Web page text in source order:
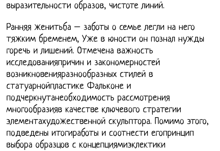
выразительности образов, чистоте линий.
Ранняя женитьба – заботы о семье легли на него
тяжким бременем, Уже в юности он познал нужды
горечь и лишений. Отмечена важность
исследованияпричин и закономерностей
возникновенияразнообразных стилей в
статуарнойпластике Фальконе и
подчеркнутанеобходимость рассмотрения
многообразияв качестве ключевого стратегии
элементахудожественной скульптора. Помимо этого,
подведены итогиработы и соотнести егопринцип
выбора образцов с концепциямиэклектики